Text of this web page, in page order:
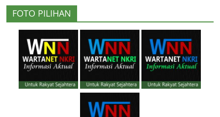
FOTO PILIHAN